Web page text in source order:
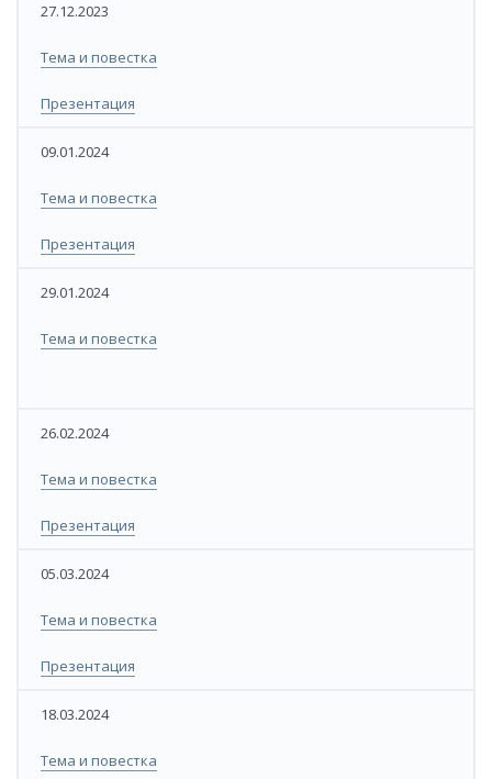
27.12.2023​
​​Тема и повестка
​​Презентация
​09.01.2024
​​Тема и повестка
​Презентация
​29.01.2024
​​Тема и повестка
​26.02.2024
​Тема и повестка
​​Презентация
​05.03.2024
​​Тема и повестка
​​Презентация
​18.03.2024
​Тема и повестка